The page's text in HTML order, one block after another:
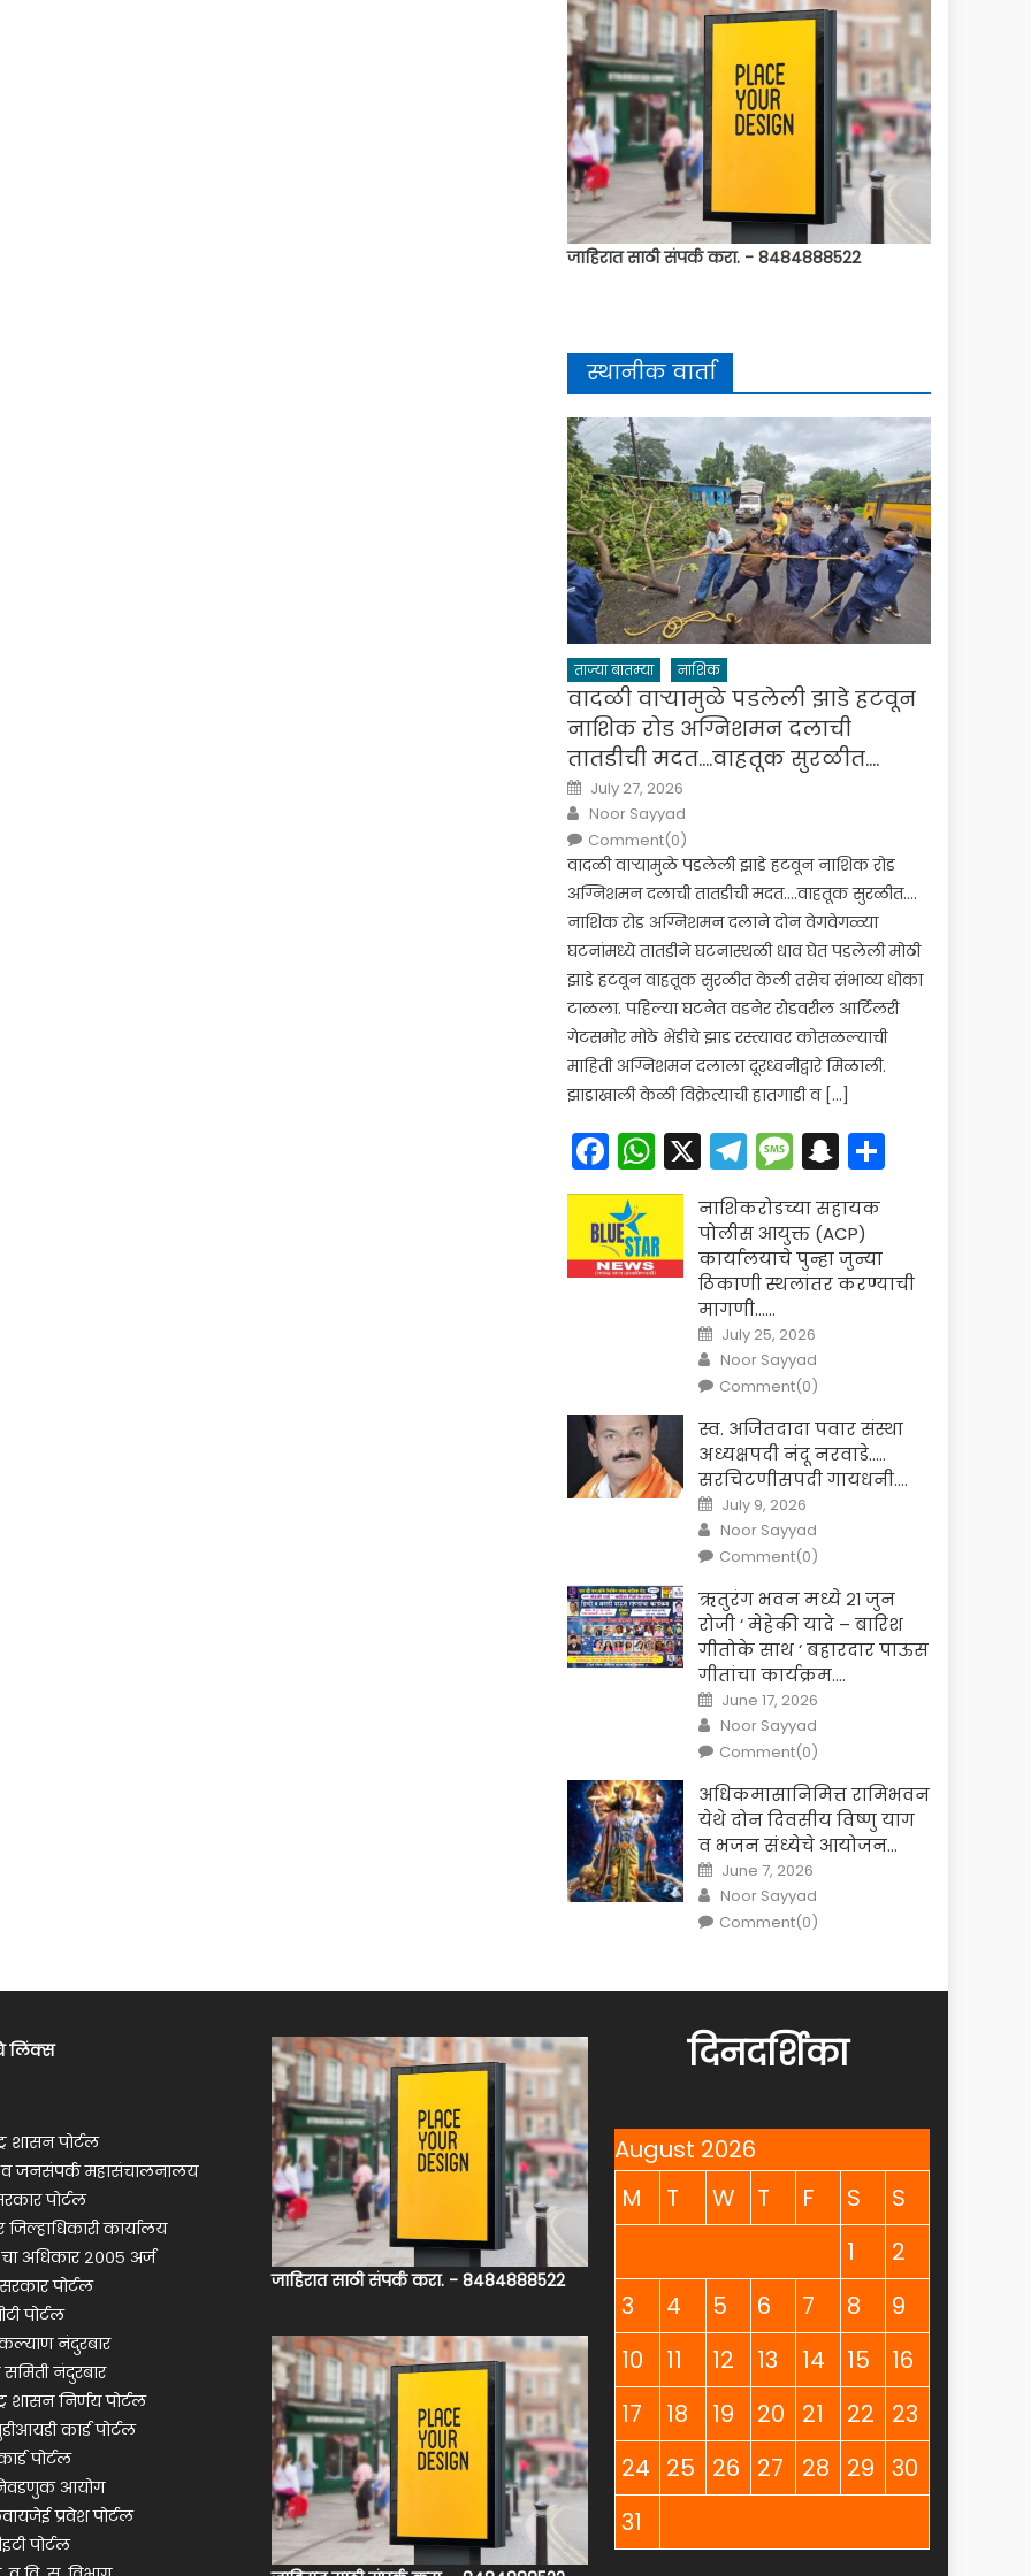
जाहिरात साठी संपर्क करा. - 8484888522
स्थानीक वार्ता
ताज्या बातम्या नाशिक
वादळी वाऱ्यामुळे पडलेली झाडे हटवून
नाशिक रोड अग्निशमन दलाची
तातडीची मदत….वाहतूक सुरळीत….
Posted
on
July 27, 2026
Author
Noor Sayyad
Comment(0)
वादळी वाऱ्यामुळे पडलेली झाडे हटवून नाशिक रोड
अग्निशमन दलाची तातडीची मदत….वाहतूक सुरळीत….
नाशिक रोड अग्निशमन दलाने दोन वेगवेगळ्या
घटनांमध्ये तातडीने घटनास्थळी धाव घेत पडलेली मोठी
झाडे हटवून वाहतूक सुरळीत केली तसेच संभाव्य धोका
टाळला. पहिल्या घटनेत वडनेर रोडवरील आर्टिलरी
गेटसमोर मोठे भेंडीचे झाड रस्त्यावर कोसळल्याची
माहिती अग्निशमन दलाला दूरध्वनीद्वारे मिळाली.
झाडाखाली केळी विक्रेत्याची हातगाडी व […]
Facebook
WhatsApp
X Telegram
Message
Snapchat
नाशिकरोडच्या सहायक
पोलीस आयुक्त (ACP)
कार्यालयाचे पुन्हा जुन्या
ठिकाणी स्थलांतर करण्याची
मागणी……
Posted
on
July 25, 2026
Author
Noor Sayyad
Comment(0)
स्व. अजितदादा पवार संस्था
अध्यक्षपदी नंदू नरवाडे…..
सरचिटणीसपदी गायधनी….
Posted
on
July 9, 2026
Author
Noor Sayyad
Comment(0)
ऋतुरंग भवन मध्ये २१ जुन
रोजी ‘ मेहेकी यादे – बारिश
गीतोके साथ ‘ बहारदार पाऊस
गीतांचा कार्यक्रम….
Posted
on
June 17, 2026
Author
Noor Sayyad
Comment(0)
अधिकमासानिमित्त रामिभवन
येथे दोन दिवसीय विष्णु याग
व भजन संध्येचे आयोजन…
Posted
on
June 7, 2026
Author
Noor Sayyad
Comment(0)
लिंक्स
शासन पोर्टल
व जनसंपर्क महासंचालनालय
पोर्टल
जिल्हाधिकारी कार्यालय
चा अधिकार २००५ अर्ज
पोर्टल
पोर्टल
नंदुरबार
नंदुरबार
शासन निर्णय पोर्टल
कार्ड पोर्टल
पोर्टल
आयोग
प्रवेश पोर्टल
पोर्टल
जाहिरात साठी संपर्क करा. - 8484888522
दिनदर्शिका
August 2026
M
T W T F S
S
1
2
3
4 5 6 7 8
9
10
11 12 13 14 15
16
17
18 19 20 21 22
23
24 25 26 27 28 29 30
31